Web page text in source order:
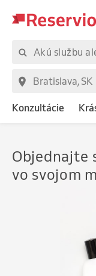
Konzultácie
Objednajte
vo svojom